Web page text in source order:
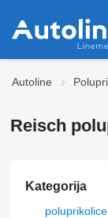
Autoline
Reisch
Kategorija